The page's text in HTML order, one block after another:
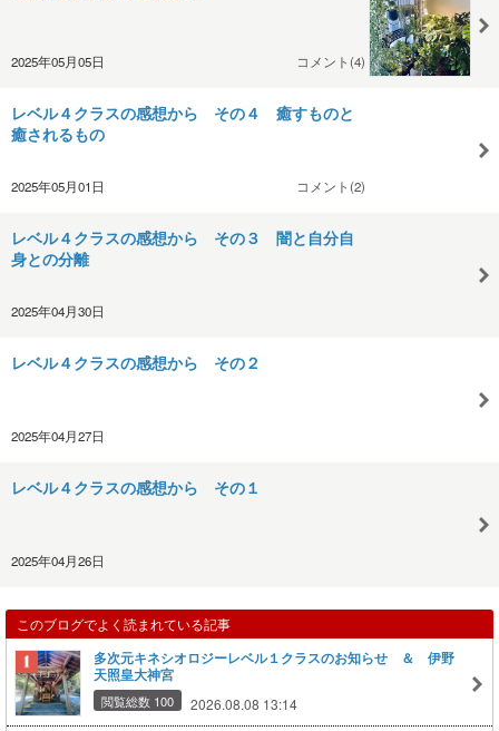
2025年05月05日 コメント(4)
レベル４クラスの感想から その４ 癒すものと
癒されるもの
2025年05月01日 コメント(2)
レベル４クラスの感想から その３ 闇と自分自
身との分離
2025年04月30日
レベル４クラスの感想から その２
2025年04月27日
レベル４クラスの感想から その１
2025年04月26日
このブログでよく読まれている記事
多次元キネシオロジーレベル１クラスのお知らせ ＆ 伊野
天照皇大神宮
閲覧総数 100 2026.08.08 13:14